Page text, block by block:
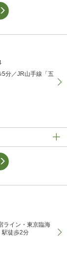
分／JR山手線「五
ライン・東京臨海
駅徒歩2分